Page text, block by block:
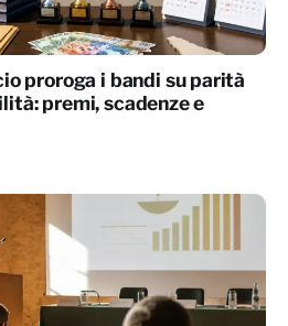
proroga i bandi su parità
premi, scadenze e